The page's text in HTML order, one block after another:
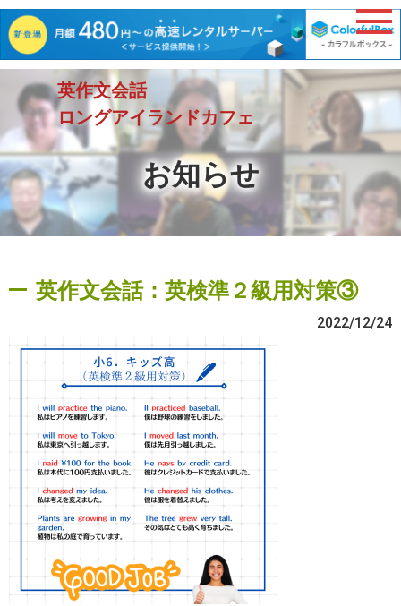
英作文会話
ロングアイランドカフェ
お知らせ
英作文会話：英検準２級用対策③
2022/12/24